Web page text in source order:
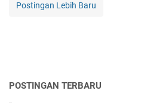
Postingan Lebih Baru
POSTINGAN TERBARU